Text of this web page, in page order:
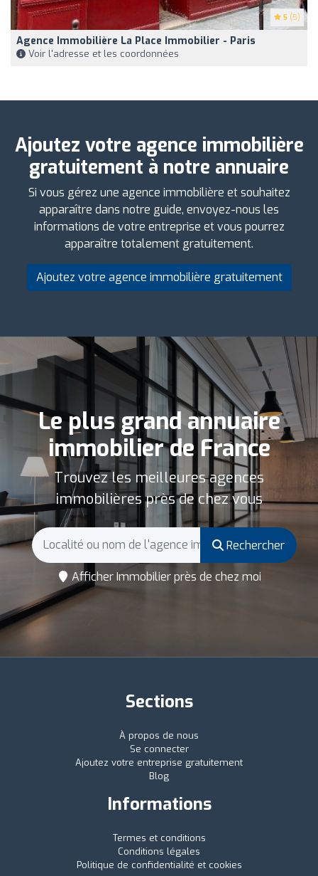
5 (5)
Agence Immobilière La Place Immobilier - Paris
Voir l'adresse et les coordonnées
Ajoutez votre agence immobilière
gratuitement à notre annuaire
Si vous gérez une agence immobilière et souhaitez
apparaître dans notre guide, envoyez-nous les
informations de votre entreprise et vous pourrez
apparaître totalement gratuitement.
Ajoutez votre agence immobilière gratuitement
Le plus grand annuaire
immobilier de France
Trouvez les meilleures agences
immobilières près de chez vous
Rechercher
Afficher Immobilier près de chez moi
Sections
À propos de nous
Se connecter
Ajoutez votre entreprise gratuitement
Blog
Informations
Termes et conditions
Conditions légales
Politique de confidentialité et cookies